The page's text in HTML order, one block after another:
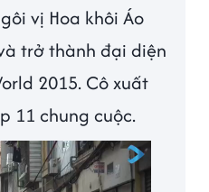
vị Hoa khôi Áo
trở thành đại diện
2015. Cô xuất
11 chung cuộc.